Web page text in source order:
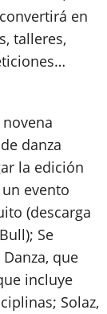
en
talleres,
danza
la edición
evento
(descarga
Se
que
incluye
Solaz,